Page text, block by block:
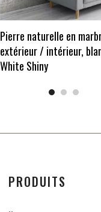
Pierre naturelle en
extérieur / intérieur,
White Shiny
PRODUITS